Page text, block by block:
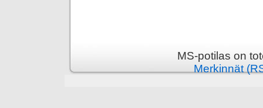
MS-potilas on
Merkinnät